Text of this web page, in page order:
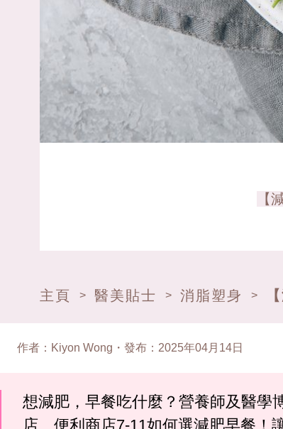
【
主頁 > 醫美貼士 > 消脂塑身 >
作者 ： Kiyon Wong ・ 發布 ： 2025年04月14日
想減肥，早餐吃什麼？營養師及醫學
店、便利商店7-11如何選減肥早餐！